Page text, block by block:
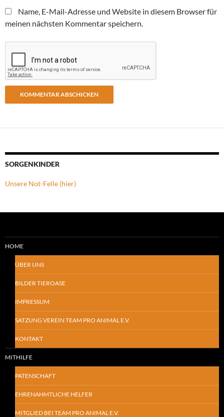
Name, E-Mail-Adresse und Website in diesem Browser für
meinen nächsten Kommentar speichern.
SORGENKINDER
Unsere Not-Felle (hier)
HOME
ÜBER UNS
BILDER TIEROASE
IMPRESSUM
SATZUNG VEREIN TEAM PRO ANIMAL E.V.
KONTAKT
MITHILFE
PATENSCHAFT
EHRENAHMTLICHE HELFER
MITGLIED BEI TEAM PRO ANIMAL E.V.